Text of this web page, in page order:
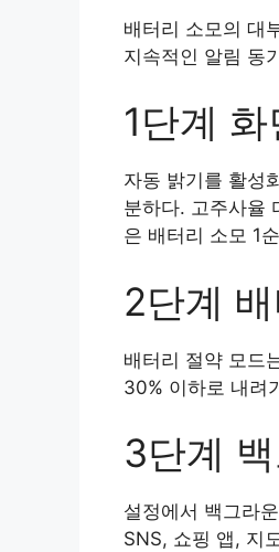
배터리 소모의 대
지속적인 알림 동
1단계
자동 밝기를 활성
분하다. 고주사율
은 배터리 소모 1
2단계
배터리 절약 모드
30% 이하로 내려
3단계
설정에서 백그라
SNS, 쇼핑 앱, 지